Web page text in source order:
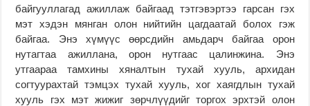
байгууллагад ажиллаж байгаад тэтгэвэртээ гарсан гэх
мэт хэдэн мянган олон нийтийн цагдаатай болох гэж
байгаа. Энэ хүмүүс өөрсдийн амьдарч байгаа орон
нутагтаа ажиллана, орон нутгаас цалинжина. Энэ
утгаараа тамхины хяналтын тухай хууль, архидан
согтуурахтай тэмцэх тухай хууль, хог хаягдлын тухай
хууль гэх мэт жижиг зөрчлүүдийг торгох эрхтэй олон